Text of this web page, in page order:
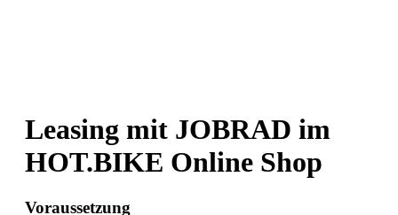
Leasing mit JOBRAD im
HOT.BIKE Online Shop
Voraussetzung